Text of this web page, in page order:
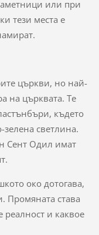
или при
тези места е
църкви, но най-
на църквата. Те
където
зелена светлина.
Сент Одил имат
око дотогава,
Промяната става
реалност и каквое